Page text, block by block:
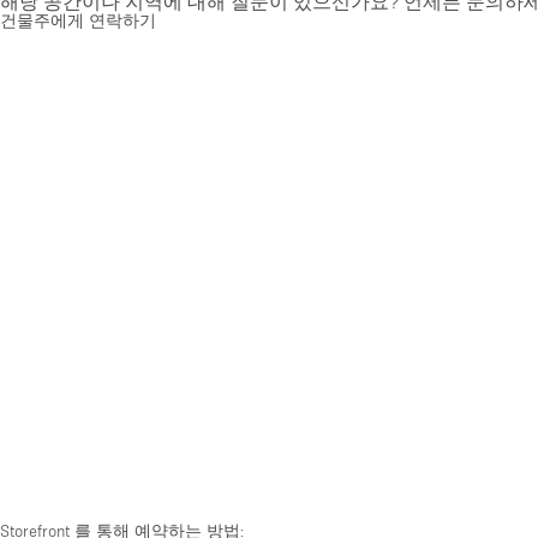
건물주에게 연락하기
Storefront 를 통해 예약하는 방법: